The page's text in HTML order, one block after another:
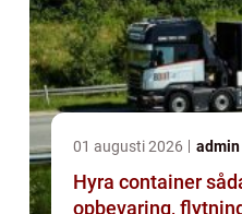
01 augusti 2026 admin
Hyra container sådan får du styr på
opbevaring,